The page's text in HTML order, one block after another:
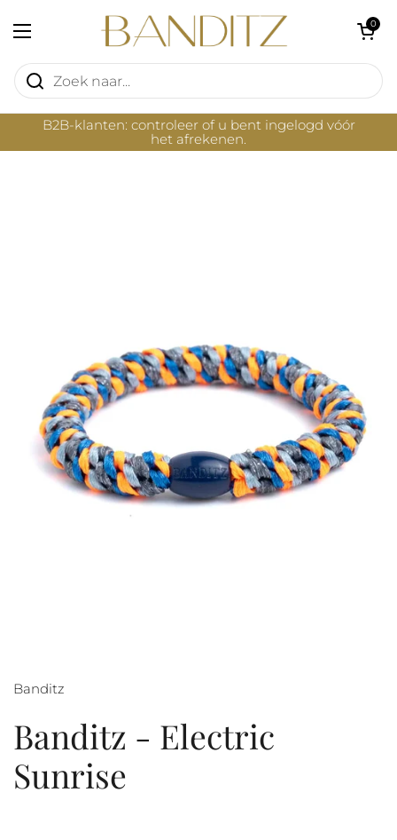
Menu openen
Winkelwagentje
0
B2B-klanten: controleer of u bent ingelogd vóór
het afrekenen.
Banditz
Banditz - Electric
Sunrise